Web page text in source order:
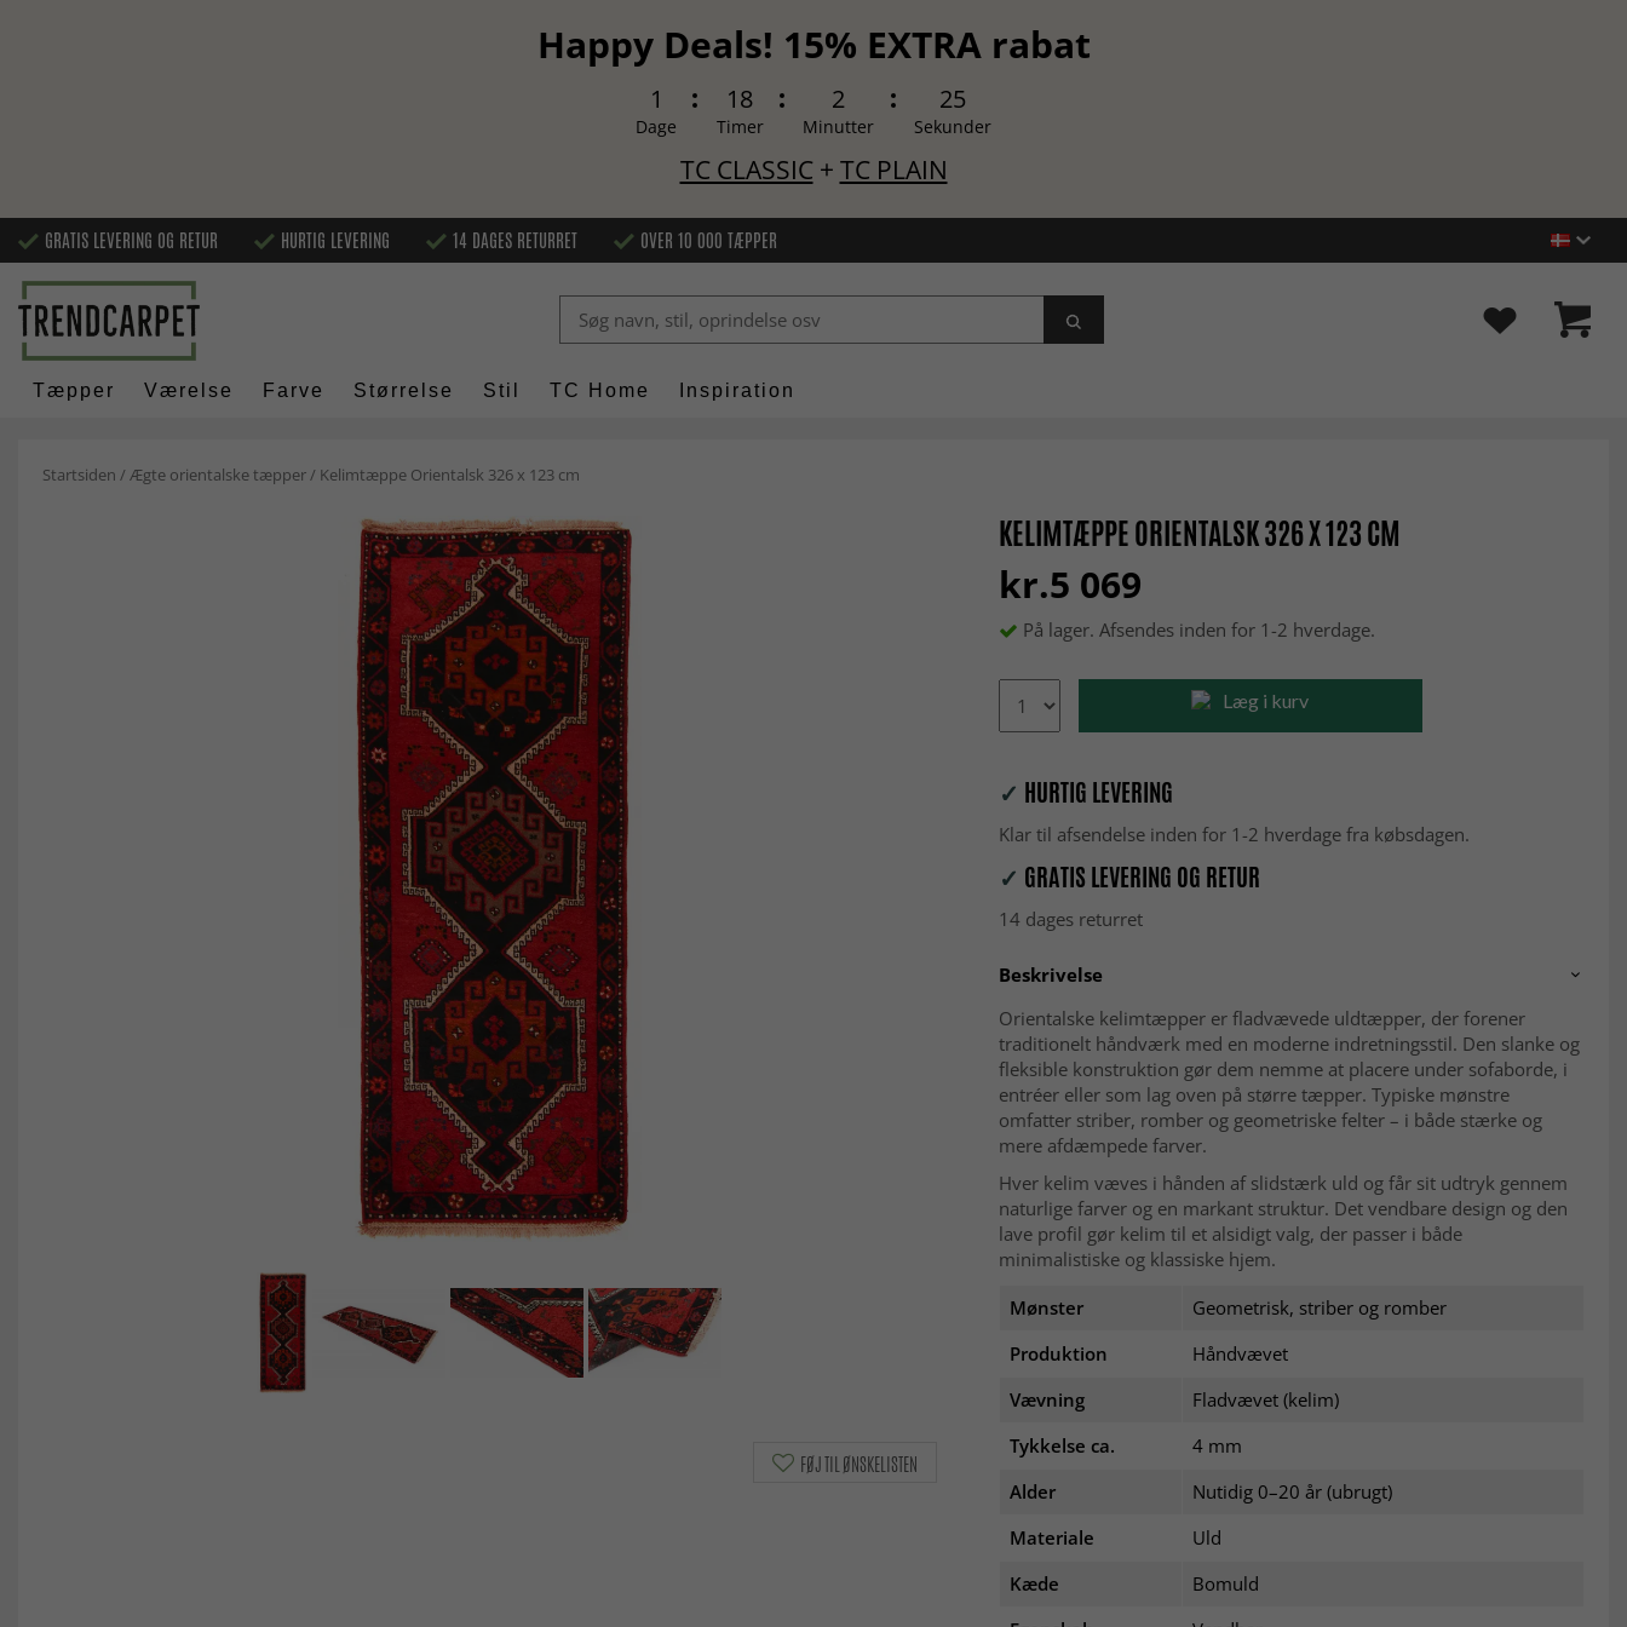
Happy Deals! 15% EXTRA rabat
1
Dage
18
Timer
2
Minutter
24
Sekunder
TC CLASSIC+ TC PLAIN
GRATIS LEVERING OG RETUR HURTIG LEVERING 14 DAGES RETURRET OVER 10 000 TÆPPER
Tæpper Værelse Farve Størrelse Stil TC Home Inspiration
Startsiden /Ægte orientalske tæpper/ Kelimtæppe Orientalsk 326 x 123 cm
KELIMTÆPPE ORIENTALSK 326 X 123 CM
kr.5 069
På lager. Afsendes inden for 1-2 hverdage.
Læg i kurv
✓ HURTIG LEVERING
Klar til afsendelse inden for 1-2 hverdage fra købsdagen.
✓ GRATIS LEVERING OG RETUR
14 dages returret
Beskrivelse
Orientalske kelimtæpper er fladvævede uldtæpper, der forener
traditionelt håndværk med en moderne indretningsstil. Den slanke og
fleksible konstruktion gør dem nemme at placere under sofaborde, i
entréer eller som lag oven på større tæpper. Typiske mønstre
omfatter striber, romber og geometriske felter – i både stærke og
mere afdæmpede farver.
Hver kelim væves i hånden af slidstærk uld og får sit udtryk gennem
naturlige farver og en markant struktur. Det vendbare design og den
lave profil gør kelim til et alsidigt valg, der passer i både
minimalistiske og klassiske hjem.
Mønster
Geometrisk, striber og romber
Produktion
Håndvævet
Vævning
Fladvævet (kelim)
Tykkelse ca.
4 mm
Alder
Nutidig 0–20 år (ubrugt)
Materiale
Uld
Kæde
Bomuld
FØJ TIL ØNSKELISTEN